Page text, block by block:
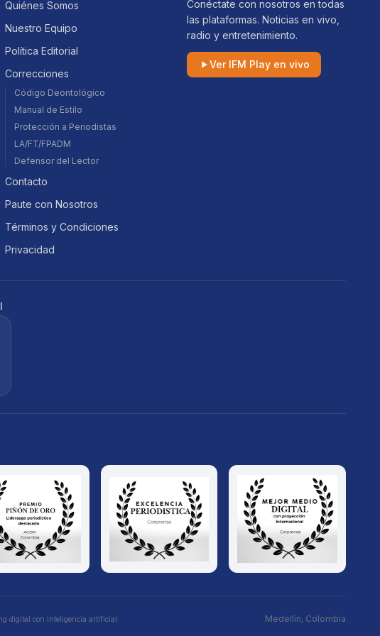
Quiénes Somos
Nuestro Equipo
Política Editorial
Correcciones
Código Deontológico
Manual de Estilo
Protección a Periodistas
LA/FT/FPADM
Defensor del Lector
Contacto
Paute con Nosotros
Términos y Condiciones
Privacidad
Conéctate con nosotros en todas
las plataformas. Noticias en vivo,
radio y entretenimiento.
Ver IFM Play en vivo
digital con inteligencia artificial Medellín, Colombia